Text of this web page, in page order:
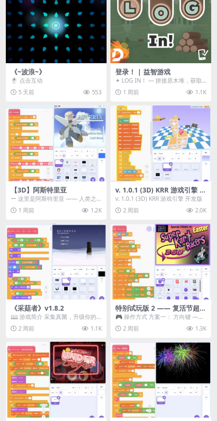
《~波浪~》
🖱️ 点击互动
5 天前
553
登录！ | 益智游戏
✦ LOG IN！ — 拼接原木堆，获取
分数！ ᑕ☲◎ ᑕ☲◎ ᑕ☲◎ ᑕ☲◎ ...
1 周前 1.1K
【3D】阿斯特里亚
ー 这里是阿斯特里亚 —— 人类之
罪与未来希望交汇之地 📖 游戏简
介 《阿斯特里...
1 周前 1.2K
v. 1.0.1 (3D) KRR 游戏引擎 开
发版
v. 1.0.1 (3D) KRR 游戏引擎 开发版
2 周前
2.0K
《采菇者》v1.8.2
📖 游戏简介 采集真菌，升级你的
机体，并前往未知领域探索。 这是
一款静谧的探索冒...
2 周前 1.1K
特别试玩版 2 —— 复活节超级
卡丁车赛
🎮 操作方式 方案一： 方向键 ——
移动 Z —— 跳跃 / 漂移 方案二： ...
2 周前 1.3K